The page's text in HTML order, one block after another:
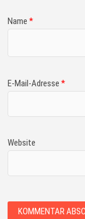
Name*
E-Mail-Adresse*
Website